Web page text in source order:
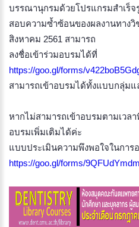
บรรณานุกรมด้วยโปรแกรมสำเร็จ
สอบความซ้ำซ้อนของผลงานทางวิ
สิงหาคม 2561 สามารถ
ลงชื่อเข้าร่วมอบรมได้ที่
https://goo.gl/forms/
สามารถเข้าอบรมได้ทั้งแบบกลุ่มแ
หากไม่สามารถเข้าอบรมตามเวล
อบรมเพิ่มเติมได้ค่ะ
แบบประเมินความพึงพอใจในการ
https://goo.gl/forms/